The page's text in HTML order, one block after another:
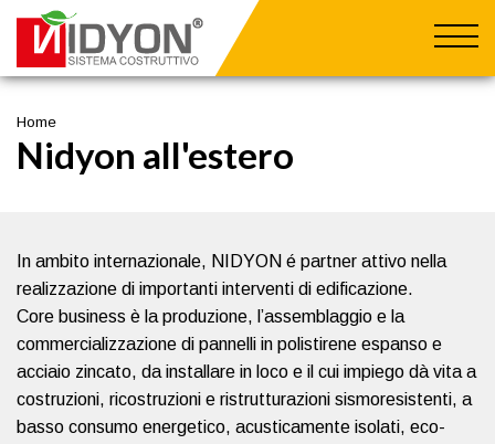
contenuto
Chi siamo
Protezione
Rapidità
Coibentazione
Flessibilità
ESTERO
Nidyon all'estero
Impianti
AREA TECNICA
Prodotti
Area Download
MAGAZINE
News
Eventi
Case History
FAQ
CONTATTI
Home
Nidyon all'estero
In ambito internazionale, NIDYON é partner attivo nella
realizzazione di importanti interventi di edificazione.
Core business è la produzione, l’assemblaggio e la
commercializzazione di pannelli in polistirene espanso e
acciaio zincato, da installare in loco e il cui impiego dà vita a
costruzioni, ricostruzioni e ristrutturazioni sismoresistenti, a
basso consumo energetico, acusticamente isolati, eco-